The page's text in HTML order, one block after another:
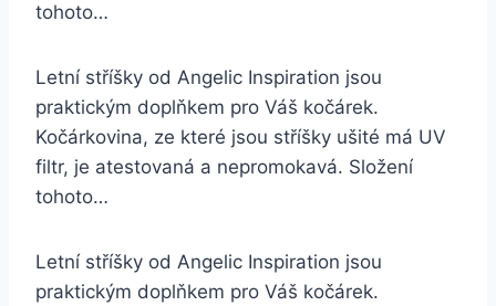
tohoto…
Letní stříšky od Angelic Inspiration jsou
praktickým doplňkem pro Váš kočárek.
Kočárkovina, ze které jsou stříšky ušité má UV
filtr, je atestovaná a nepromokavá. Složení
tohoto…
Letní stříšky od Angelic Inspiration jsou
praktickým doplňkem pro Váš kočárek.